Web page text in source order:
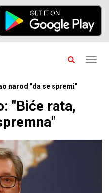
narod "da se spremi"
"Biće rata,